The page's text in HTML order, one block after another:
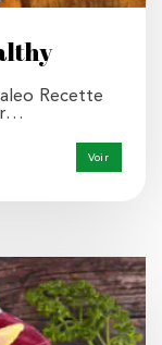
Recette
Voir